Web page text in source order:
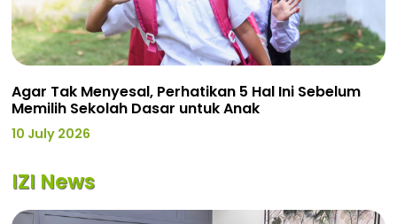
Agar Tak Menyesal, Perhatikan 5 Hal Ini Sebelum
Memilih Sekolah Dasar untuk Anak
10 July 2026
IZI News